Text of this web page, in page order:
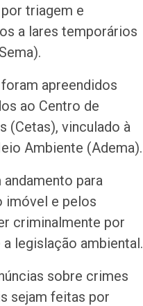
triagem e
a lares temporários
apreendidos
ao Centro de
(Cetas), vinculado à
Ambiente (Adema).
para
imóvel e pelos
criminalmente por
legislação ambiental.
sobre crimes
sejam feitas por